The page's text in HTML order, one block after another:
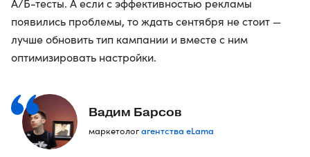
А/Б-тесты. А если с эффективностью рекламы
появились проблемы, то ждать сентября не стоит —
лучше обновить тип кампании и вместе с ним
оптимизировать настройки.
Вадим Барсов
маркетологагентства eLama